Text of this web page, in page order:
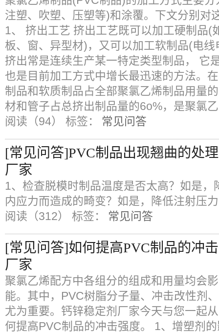
注塑、吹塑、压塑等)和涂覆。下文分别对
1、 挤出工艺 挤出工艺既可以加工硬制品(
板、窗、异型材)，又可以加工软制品(电
挤出常是连续生产某一特定类型制品， 它
也是目前加工方式中增长最迅速的方法。
制品和软质制品占全部聚氯乙烯制品用量
材和管子占总挤出制品量的6o%，是聚氯
阅读（94） 标签： 常见问答
[常见问答]PVC制品出现翘曲的处
厂家
1、检查脱模时制品温度是否太高？如是
内应力而造成的畸变？如是，降低注射压
阅读（312） 标签： 常见问答
[常见问答]如何提高PVC制品的冲
厂家
聚氯乙烯配方中各组分的组成和用量均会
能。其中，PVC树脂分子量、冲击改性剂
尤为重要。钙锌稳定剂厂家今天与您一起
何提高PVC制品的冲击强度。 1、增塑剂